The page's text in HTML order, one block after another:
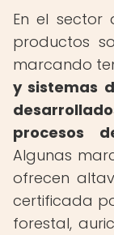
En el sector
productos
marcando
y sistemas
procesos
Algunas
ofrecen
certificada
forestal,